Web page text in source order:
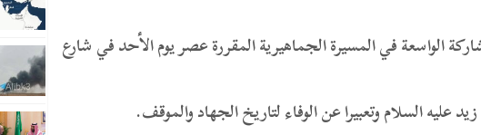
الواسعة في المسيرة الجماهيرية المقررة عصر يوم الأحد في شارع
عليه السلام وتعبيرا عن الوفاء لتاريخ الجهاد والموقف.